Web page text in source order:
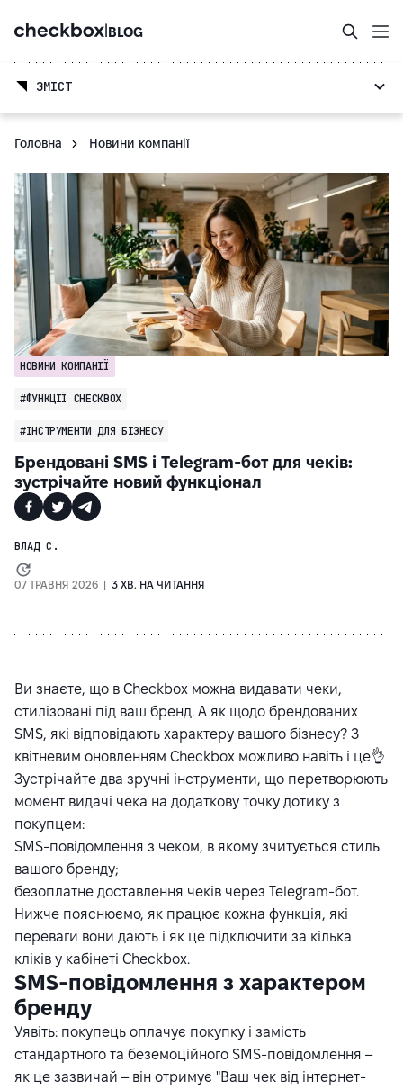
|BLOG
ЗМІСТ
Головна Новини компанії
НОВИНИ КОМПАНІЇ
#ФУНКЦІЇ CHECKBOX
#ІНСТРУМЕНТИ ДЛЯ БІЗНЕСУ
Брендовані SMS і Telegram-бот для чеків:
зустрічайте новий функціонал
ВЛАД С.
07 ТРАВНЯ 2026 | 3 ХВ. НА ЧИТАННЯ
Ви знаєте, що в Checkbox можна видавати чеки,
стилізовані під ваш бренд. А як щодо брендованих
SMS, які відповідають характеру вашого бізнесу? З
квітневим оновленням Checkbox можливо навіть і це👌
Зустрічайте два зручні інструменти, що перетворюють
момент видачі чека на додаткову точку дотику з
покупцем:
SMS-повідомлення з чеком, в якому зчитується стиль
вашого бренду;
безоплатне доставлення чеків через Telegram-бот.
Нижче пояснюємо, як працює кожна функція, які
переваги вони дають і як це підключити за кілька
кліків у кабінеті Checkbox.
SMS-повідомлення з характером
бренду
Уявіть: покупець оплачує покупку і замість
стандартного та беземоційного SMS-повідомлення –
як це зазвичай – він отримує "Ваш чек від інтернет-